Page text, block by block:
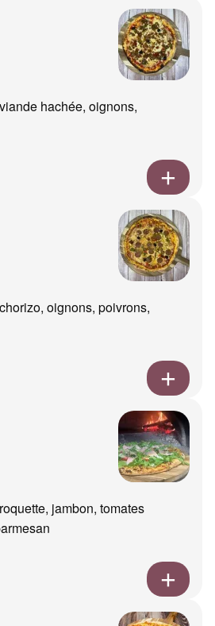
hachée, oignons,
oignons, poivrons,
jambon, tomates